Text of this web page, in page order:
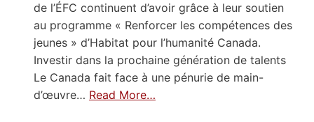
de l’ÉFC continuent d’avoir grâce à leur soutien
au programme « Renforcer les compétences des
jeunes » d’Habitat pour l’humanité Canada.
Investir dans la prochaine génération de talents
Le Canada fait face à une pénurie de main-
d’œuvre… Read More…